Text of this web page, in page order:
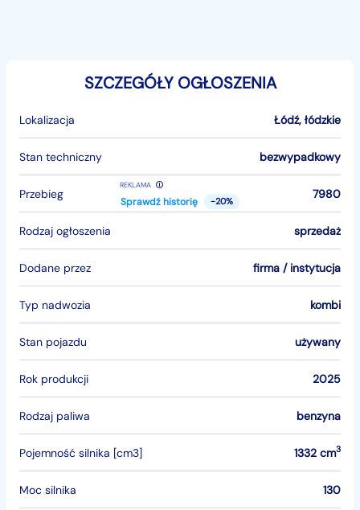
SZCZEGÓŁY OGŁOSZENIA
Lokalizacja Łódź, łódzkie
Stan techniczny bezwypadkowy
Przebieg
REKLAMA
Sprawdź historię -20%
7980
Rodzaj ogłoszenia sprzedaż
Dodane przez firma / instytucja
Typ nadwozia kombi
Stan pojazdu używany
Rok produkcji 2025
Rodzaj paliwa benzyna
Pojemność silnika [cm3] 1332 cm3
Moc silnika 130